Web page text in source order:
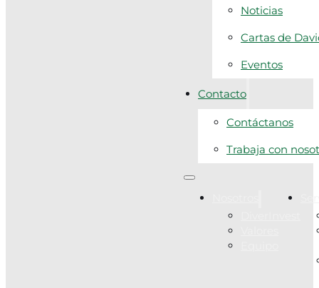
Noticias
Cartas de
Eventos
Contacto
Contáctanos
Trabaja con